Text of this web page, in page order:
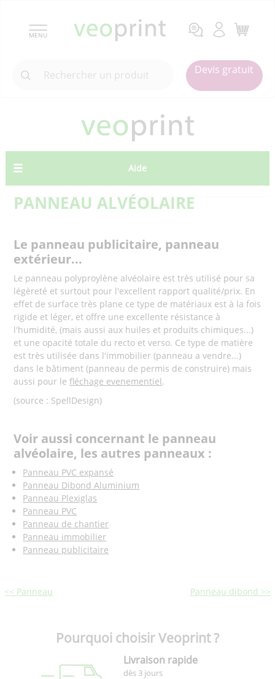
MENU
Devis gratuit
Aide
PANNEAU ALVÉOLAIRE
Le panneau publicitaire, panneau
extérieur...
Le panneau polyproylène alvéolaire est très utilisé pour sa
légèreté et surtout pour l'excellent rapport qualité/prix. En
effet de surface très plane ce type de matériaux est à la fois
rigide et léger, et offre une excellente résistance à
l'humidité, (mais aussi aux huiles et produits chimiques...)
et une opacité totale du recto et verso. Ce type de matière
est très utilisée dans l'immobilier (panneau a vendre...)
dans le bâtiment (panneau de permis de construire) mais
aussi pour lefléchage evenementiel.
(source : SpellDesign)
Voir aussi concernant le panneau
alvéolaire, les autres panneaux :
Panneau PVC expansé
Panneau Dibond Aluminium
Panneau Plexiglas
Panneau PVC
Panneau de chantier
Panneau immobilier
Panneau publicitaire
<< Panneau Panneau dibond >>
Pourquoi choisir Veoprint ?
Livraison rapide
dès 3 jours